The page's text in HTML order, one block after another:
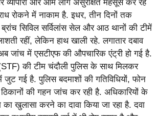
व्यापारी और आम लोग असुरक्षित महसूस कर रहे
रोकने में नाकाम है. इधर, तीन दिनों तक
सिविल सर्विलांस सेल और आठ थानों की टीमें
रहीं, लेकिन हाथ खाली रहे. लगातार दबाव
जांच में एसटीएफ की औपचारिक एंट्री हो गई है.
की टीम चंदौली पुलिस के साथ मिलकर
जुट गई है. पुलिस बदमाशों की गतिविधियों, फोन
की गहन जांच कर रही है. अधिकारियों के
खुलासा करने का दावा किया जा रहा है. दवा